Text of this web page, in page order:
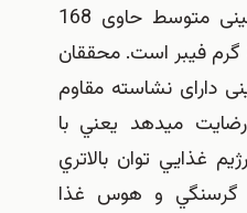
هست — یک سیب زمینی متوسط حاوی 168
کالری 5 گرم پروتئین و 3 گرم فیبر است. محققان
دارای نشاسته مقاوم
میدهد يعني با
غذايي توان بالاتري
گرسنگي و هوس غذا